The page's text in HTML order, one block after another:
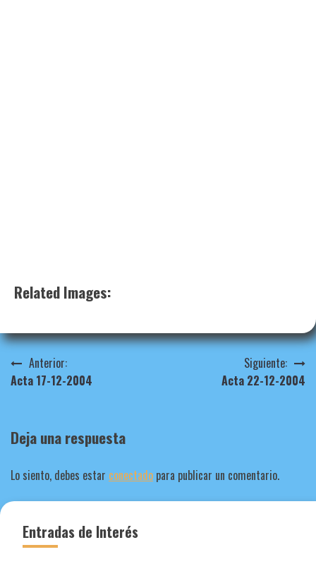
Related Images:
Navegación
de
Anterior:
Acta 17-12-2004
Siguiente:
Acta 22-12-2004
Deja una respuesta
Lo siento, debes estar conectado para publicar un comentario.
Entradas de Interés